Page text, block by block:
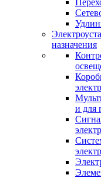
назначения
и для